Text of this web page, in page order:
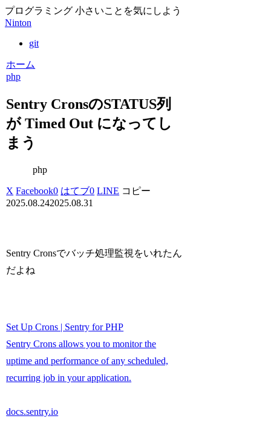
プログラミング 小さいことを気にしよう
Ninton
git
ホーム
php
Sentry CronsのSTATUS列
が Timed Out になってし
まう
php
X Facebook0 はてブ0 LINE コピー
2025.08.242025.08.31
Sentry Cronsでバッチ処理監視をいれたん
だよね
Set Up Crons | Sentry for PHP
Sentry Crons allows you to monitor the
uptime and performance of any scheduled,
recurring job in your application.
docs.sentry.io